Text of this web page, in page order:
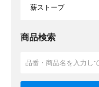
商品検索